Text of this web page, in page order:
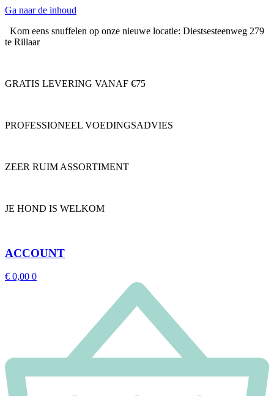
Ga naar de inhoud
Kom eens snuffelen op onze nieuwe locatie: Diestsesteenweg 279
te Rillaar
GRATIS LEVERING VANAF €75
PROFESSIONEEL VOEDINGSADVIES
ZEER RUIM ASSORTIMENT
JE HOND IS WELKOM
ACCOUNT
€ 0,00 0